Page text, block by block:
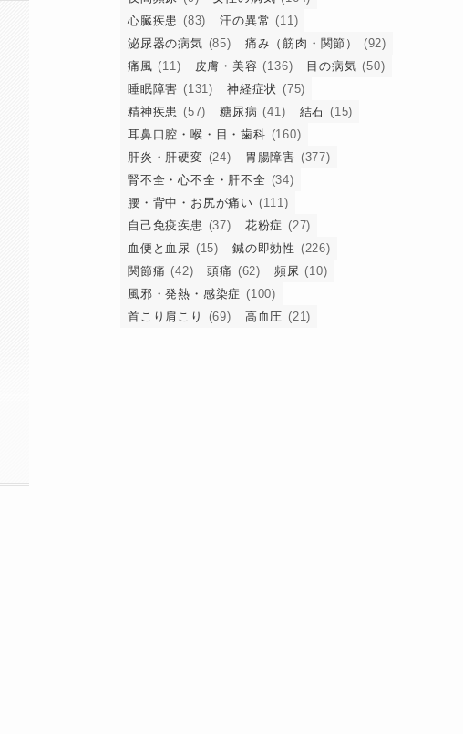
心臓疾患 (83) 汗の異常 (11)
泌尿器の病気 (85) 痛み（筋肉・関節）
(92)
痛風 (11) 皮膚・美容 (136) 目の病気 (50)
睡眠障害 (131) 神経症状 (75)
精神疾患 (57) 糖尿病 (41) 結石 (15)
耳鼻口腔・喉・目・歯科 (160)
肝炎・肝硬変 (24) 胃腸障害 (377)
腎不全・心不全・肝不全 (34)
腰・背中・お尻が痛い (111)
自己免疫疾患 (37) 花粉症 (27)
血便と血尿 (15) 鍼の即効性 (226)
関節痛 (42) 頭痛 (62) 頻尿 (10)
風邪・発熱・感染症 (100)
首こり肩こり
(69) 高血圧 (21)